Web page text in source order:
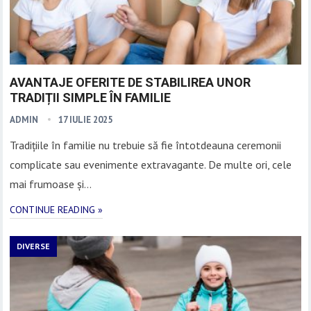
AVANTAJE OFERITE DE STABILIREA UNOR
TRADIȚII SIMPLE ÎN FAMILIE
ADMIN 17 IULIE 2025
Tradițiile în familie nu trebuie să fie întotdeauna ceremonii
complicate sau evenimente extravagante. De multe ori, cele
mai frumoase și…
CONTINUE READING »
DIVERSE